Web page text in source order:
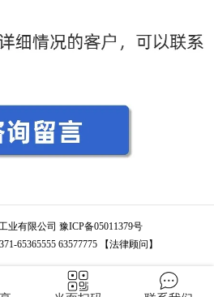
业有限公司 豫ICP备05011379号
65365555 63577775 【法律顾问】